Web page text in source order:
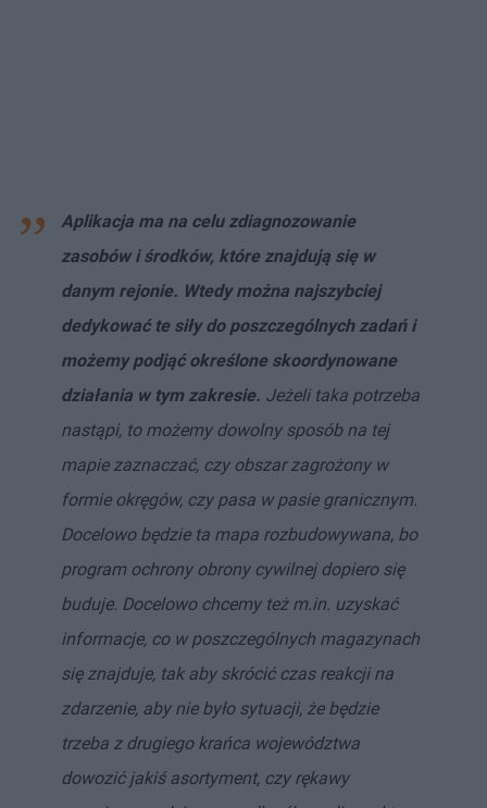
Aplikacja ma na celu zdiagnozowanie
zasobów i środków, które znajdują się w
danym rejonie. Wtedy można najszybciej
dedykować te siły do poszczególnych zadań i
możemy podjąć określone skoordynowane
działania w tym zakresie. Jeżeli taka potrzeba
nastąpi, to możemy dowolny sposób na tej
mapie zaznaczać, czy obszar zagrożony w
formie okręgów, czy pasa w pasie granicznym.
Docelowo będzie ta mapa rozbudowywana, bo
program ochrony obrony cywilnej dopiero się
buduje. Docelowo chcemy też m.in. uzyskać
informacje, co w poszczególnych magazynach
się znajduje, tak aby skrócić czas reakcji na
zdarzenie, aby nie było sytuacji, że będzie
trzeba z drugiego krańca województwa
dowozić jakiś asortyment, czy rękawy